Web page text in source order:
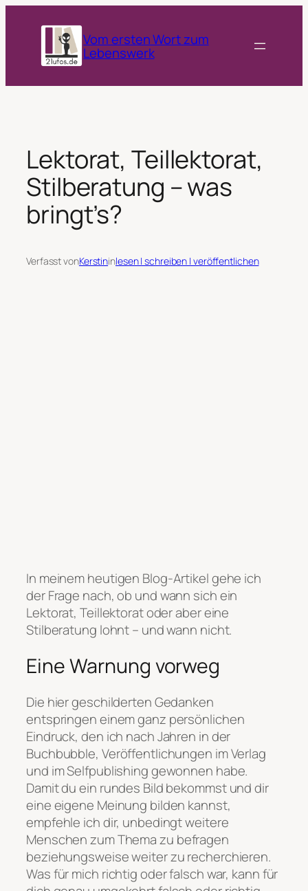
Vom ersten Wort zum
Lebenswerk
Lektorat, Teillektorat,
Stilberatung – was
bringt’s?
Verfasst vonKerstininlesen | schreiben | veröffentlichen
In meinem heutigen Blog-Artikel gehe ich
der Frage nach, ob und wann sich ein
Lektorat, Teillektorat oder aber eine
Stilberatung lohnt – und wann nicht.
Eine Warnung vorweg
Die hier geschilderten Gedanken
entspringen einem ganz persönlichen
Eindruck, den ich nach Jahren in der
Buchbubble, Veröffentlichungen im Verlag
und im Selfpublishing gewonnen habe.
Damit du ein rundes Bild bekommst und dir
eine eigene Meinung bilden kannst,
empfehle ich dir, unbedingt weitere
Menschen zum Thema zu befragen
beziehungsweise weiter zu recherchieren.
Was für mich richtig oder falsch war, kann für